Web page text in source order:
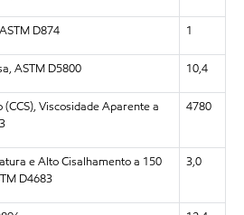
D874 1
ASTM D5800 10,4
Viscosidade Aparente a
4780
e Alto Cisalhamento a 150
D4683
3,0